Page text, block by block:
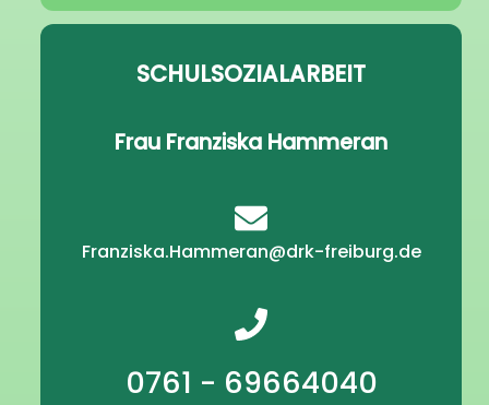
SCHULSOZIALARBEIT
Frau Franziska Hammeran
Franziska.Hammeran@drk-freiburg.de
0761 - 69664040